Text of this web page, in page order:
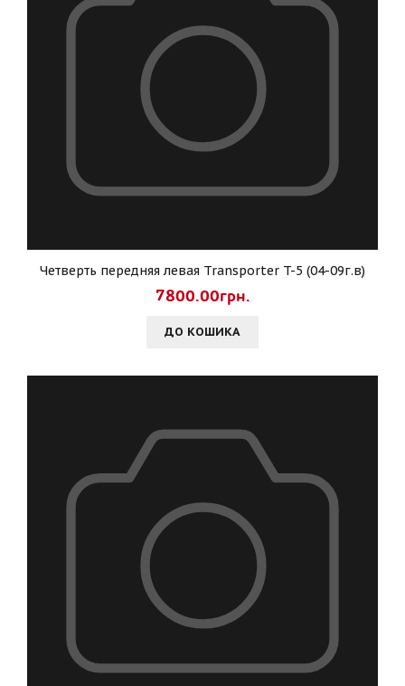
Четверть передняя левая Transporter T-5 (04-09г.в)
7800.00грн.
ДО КОШИКА